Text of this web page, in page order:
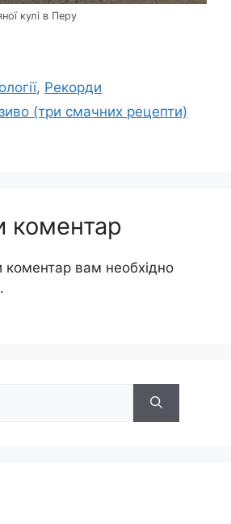
кулі в Перу
, Рекорди
(три смачних рецепти)
коментар
коментар вам необхідно
.